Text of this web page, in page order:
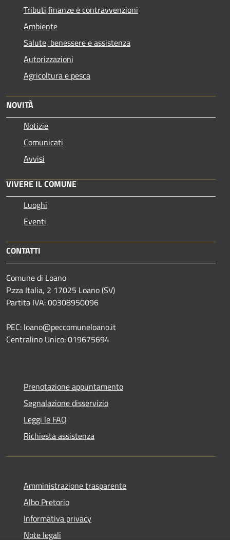
Tributi,finanze e contravvenzioni
Ambiente
Salute, benessere e assistenza
Autorizzazioni
Agricoltura e pesca
NOVITÀ
Notizie
Comunicati
Avvisi
VIVERE IL COMUNE
Luoghi
Eventi
CONTATTI
Comune di Loano
P.zza Italia, 2 17025 Loano (SV)
Partita IVA: 00308950096
PEC: loano@peccomuneloano.it
Centralino Unico: 019675694
Prenotazione appuntamento
Segnalazione disservizio
Leggi le FAQ
Richiesta assistenza
Amministrazione trasparente
Albo Pretorio
Informativa privacy
Note legali